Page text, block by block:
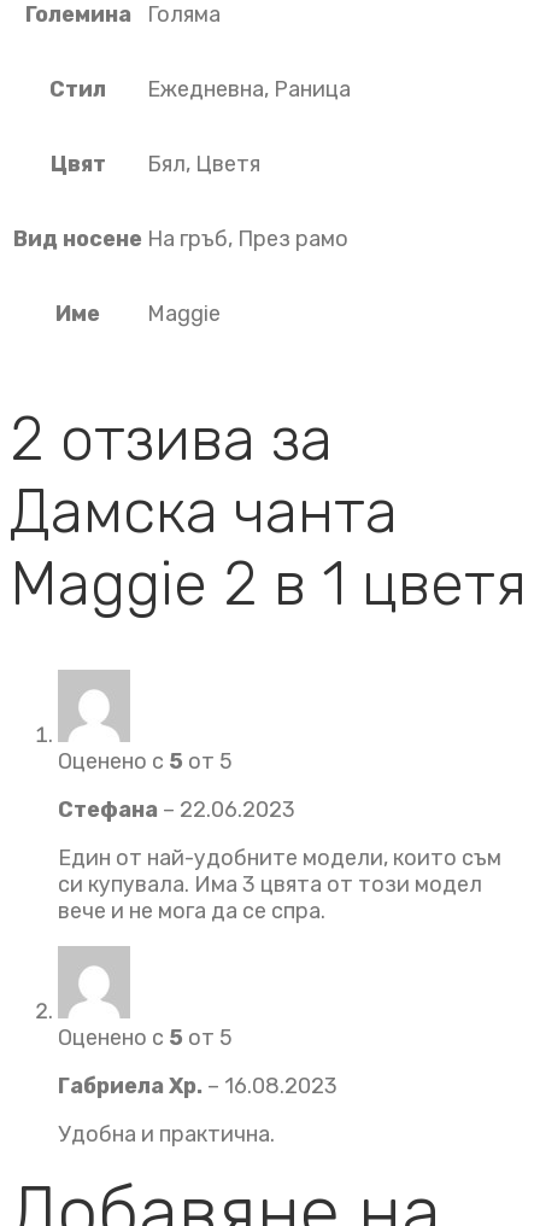
Големина Голяма
Стил Ежедневна, Раница
Цвят Бял, Цветя
Вид носене На гръб, През рамо
Име Maggie
2 отзива за
Дамска чанта
Maggie 2 в 1 цветя
Оценено с 5 от 5
Стефана – 22.06.2023
Един от най-удобните модели, които съм
си купувала. Има 3 цвята от този модел
вече и не мога да се спра.
Оценено с 5 от 5
Габриела Хр. – 16.08.2023
Удобна и практична.